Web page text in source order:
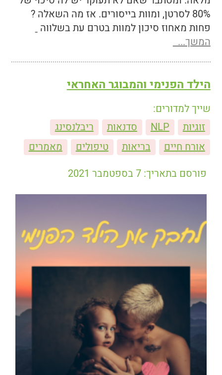
80% לסרטן, ומוות בייסורים. אז מה השאלה ?
פחות מאחוז סיכון למוות בטרם עת בשלווה
המשך...
הילד הפנימי והמבוגר האחראי
שייך למדורים:
זוגיות
NLP סדנאות
ריבלנסינג
אורח חיים
בריאות טיפולים
מאמרים
פורסם בתאריך: 7 בספטמבר 2021